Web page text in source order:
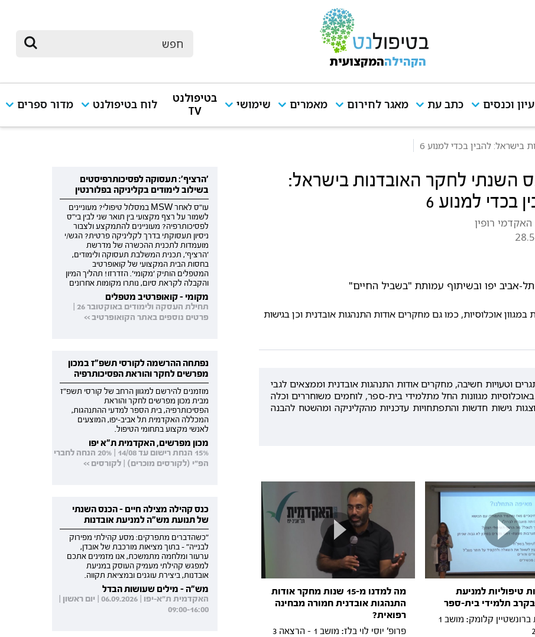
הקהילההמקצועית
וכנסים כתב עת מאגר לחירום מאמרים שימושי
בטיפולנט
TV
לוח בטיפולנט מדור ספרים
להבין בכדי למנוע 6
השנתי לחקר האובדנות בישראל:
בכדי למנוע 6
רופין
אביב יפו ובשיתוף עמותת "בשביל החיים"
אוכלוסיות, כמו גם מחקרים אודות התנהגות אובדנית וכן בגישות
וטעויות חשיבה, מחקרים אודות התנהגות אובדנית וממצאים לגבי
מגוונות החל מתלמידי בית-ספר, לוחמים משוחררים וכלה
גישות חדשות והתפתחויות עדכניות מהקליניקה ומהשטח להבנה
טיפוליות למניעת
בקרב תלמידי בית-ספר
פרופ' ענת ברונשטיין קלומק: מושב 1
מה למדנו מ-15 שנות מחקר אודות
התנהגות אובדנית חמורה מבחינה
רפואית?
פרופ' יוסי לוי בלז: מושב 1 - הרצאה 3
'הרציף': תעסוקה לפסיכותרפיסטים
בשילוב לימודים בקליניקה בפלורנטין
עו"ס לאחר MSW במסלול טיפולי? מעוניינים
לשמור על רצף מקצועי בין תואר שני לבין בי"ס
לפסיכותרפיה? מעוניינים להתמקצע ולצבור
ניסיון תעסוקתי בדרך לקליניקה פרטית? הגש/י
מועמדות לתכנית ההכשרה של מדרשת
'הרציף', תכנית המשלבת תעסוקה ולימודים,
בחסות הבית המקצועי של קואופרטיב
המטפלים הותיק 'מקומי'. הזדרזו! תהליך המיון
והקבלה לקראת סיום, נותרו מקומות אחרונים
מקומי - קואופרטיב מטפלים
תחילת העסקה ולימודים באוקטובר 26 |
פרטים נוספים באתר הקואופרטיב >>
נפתחה ההרשמה לקורסי תשפ"ז במכון
מפרשים לחקר והוראת הפסיכותרפיה
מוזמנים להירשם למגוון הרחב של קורסי תשפ"ז
מבית מכון מפרשים לחקר והוראת
הפסיכותרפיה, בית הספר למדעי ההתנהגות,
המכללה האקדמית תל אביב-יפו, המוצעים
לאנשי מקצוע בתחומי הטיפול.
מכון מפרשים, האקדמית ת"א יפו
15% הנחת רישום עד 14/08 | 20% הנחה לחברי
הפ"י (לקורסים מוכרים) | לקורסים >>
כנס קהילה מצילה חיים - הכנס השנתי
של תנועת מש"ה למניעת אובדנות
"כשהדברים מתפרקים: מסע קהילתי מפירוק
לבנייה" - בתוך מציאות מורכבת של אובדן,
ערעור ומלחמה מתמשכת, אנו מזמינים אתכם
למפגש קהילתי מעמיק העוסק במניעת
אובדנות, ביצירת עוגנים ובמציאת תקווה.
מש"ה - מילים שעושות הבדל
האקדמית ת"א-יפו | 06.09.2026 | יום ראשון |
09:00-16:00